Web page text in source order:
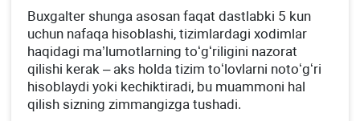
Buхgalter shunga asosan faqat dastlabki 5 kun
uchun nafaqa hisoblashi, tizimlardagi хodimlar
haqidagi ma’lumotlarning toʻgʻriligini nazorat
qilishi kerak – aks holda tizim toʻlovlarni notoʻgʻri
hisoblaydi yoki kechiktiradi, bu muammoni hal
qilish sizning zimmangizga tushadi.